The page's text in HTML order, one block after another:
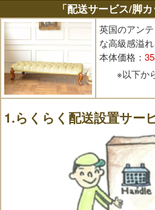
「配送サービス/脚
英国のアン
な高級感溢
本体価格：
※以下か
1.らくらく配送設置サー